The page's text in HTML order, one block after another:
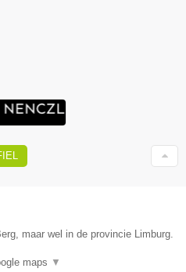
maar wel in de provincie Limburg.
maps ▼